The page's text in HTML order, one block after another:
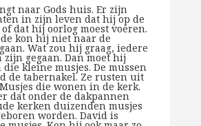
naar Gods huis. Er zijn
in zijn leven dat hij op de
dat hij oorlog moest voeren.
kon hij niet naar de
Wat zou hij graag, iedere
zijn gegaan. Dan moet hij
die kleine musjes. De mussen
de tabernakel. Ze rusten uit
die wonen in de kerk.
dat onder de dakpannen
kerken duizenden musjes
worden. David is